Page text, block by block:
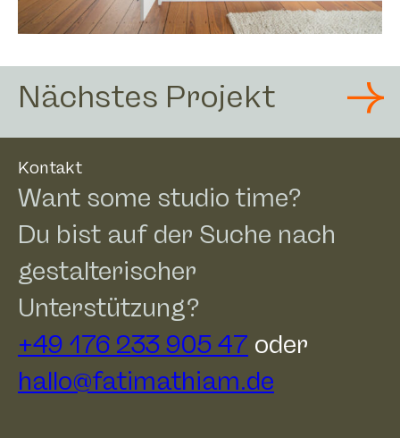
Nächstes Projekt
Kontakt
Want some studio time?
Du bist auf der Suche nach
gestalterischer
Unterstützung?
+49 176 233 905 47 oder
hallo@fatimathiam.de